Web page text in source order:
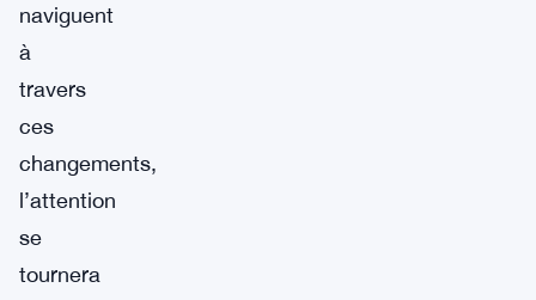
naviguent
à
travers
ces
changements,
l’attention
se
tournera